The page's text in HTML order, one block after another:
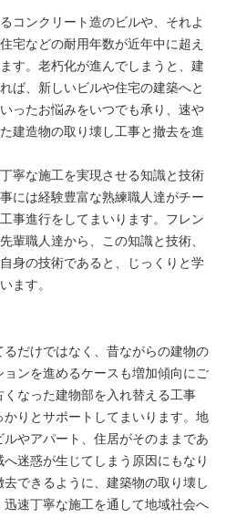
コンクリート造のビルや、それよ
宅などの耐用年数が近年中に超え
す。老朽化が進んでしまうと、建
ば、新しいビルや住宅の建築へと
ったお悩みをいつでも承り、速や
建造物の取り壊し工事と撤去を進
寧な施工を実現させる知識と技術
には経験豊富な熟練職人達がチー
事進行をしてまいります。フレン
輩職人達から、この知識と技術、
身の技術であると、じっくりと学
ます。
だけではなく、昔ながらの建物の
ンを進めるケースも増加傾向にご
なった建物部を入れ替える工事
りとサポートしてまいります。地
やアパート、住居がそのままであ
迷惑が生じてしまう原因にもなり
できるように、建築物の取り壊し
速丁寧な施工を通して地域社会へ